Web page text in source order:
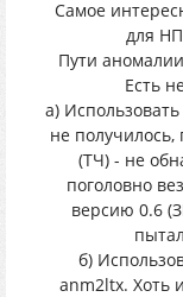
Самое
для
Пути
Есть
а)
не
(ТЧ) - не
поголовно
версию 0.6
б)
anm2ltx. Хоть